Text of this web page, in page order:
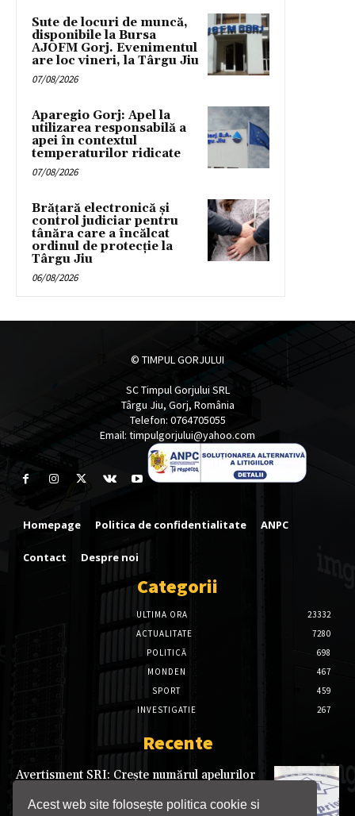
Acest web site folosește politica cookie si
Sute de locuri de muncă,
disponibile la Bursa
AJOFM Gorj. Evenimentul
are loc vineri, la Târgu Jiu
07/08/2026
Aparegio Gorj: Apel la
utilizarea responsabilă a
apei în contextul
temperaturilor ridicate
07/08/2026
Brățară electronică și
control judiciar pentru
tânăra care a încălcat
ordinul de protecție la
Târgu Jiu
06/08/2026
© TIMPUL GORJULUI
SC Timpul Gorjului SRL
Târgu Jiu, Gorj, România
Telefon: 0764705055
Email: timpulgorjului@yahoo.com
Homepage Politica de confidentialitate ANPC
Contact Despre noi
Categorii
ULTIMA ORA
23332
ACTUALITATE
7280
POLITICĂ
698
MONDEN
467
SPORT
459
INVESTIGATIE
267
Recente
Avertisment SRI: Crește numărul apelurilor
cum vă puteți proteja